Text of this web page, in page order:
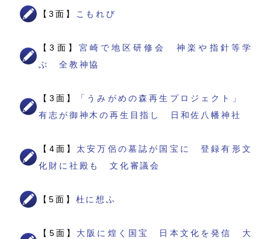
【3面】 こもれび
【3面】 宮崎で地区研修会 神楽や指針等学
ぶ 全教神協
【3面】
「うみがめの森再生プロジェクト」
有志が御神木の再生目指し 日和佐八幡神社
【4面】 太安万侶の墓誌が国宝に 登録有形文
化財に社殿も 文化審議会
【5面】 杜に想ふ
【5面】 大阪に煌く国宝 日本文化を発信 大